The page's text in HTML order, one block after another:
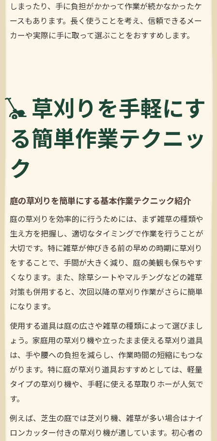
しまったり、手に負担がかかって作業が続かなかったケ
ースもあります。長く使うことを考え、信頼できるメー
カーや実際に手に取って選ぶことをおすすめします。
草刈りを手軽にす
る簡単作業テクニッ
ク
庭の草刈りを簡単にする基本作業テクニック紹介
庭の草刈りを効率的に行うためには、まず雑草の種類や
生え方を把握し、適切なタイミングで作業を行うことが
大切です。特に雑草が伸びきる前の早めの時期に草刈り
をすることで、手間が大きく減り、庭の美観も保ちやす
くなります。また、除草シートやマルチングなどの雑草
対策も併用すると、次回以降の草刈り作業がさらに簡単
になります。
使用する道具は庭の広さや雑草の種類によって選びまし
ょう。家庭用の草刈り機や立ったまま使える草刈り道具
は、手や腰への負担を減らし、作業時間の短縮にもつな
がります。特に庭の草刈り道具おすすめとしては、軽量
タイプの草刈り機や、手軽に使える草取りホーが人気で
す。
例えば、芝生の庭では芝刈り機、雑草が多い場合はナイ
ロンカッター付きの草刈り機が適しています。初心者の